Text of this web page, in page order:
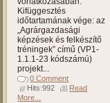
Kifüggesztés
időtartamának vége: az
„Agrárgazdasági
képzések és felkészítő
tréningek” című (VP1-
1.1.1-23 kódszámú)
projekt...
0 Comment
Hits:992
Read
More...